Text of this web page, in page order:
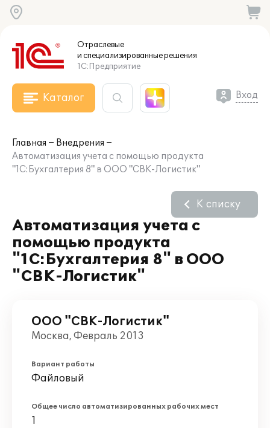
Отраслевые
и специализированныерешения
1С:Предприятие
Каталог Вход
Главная
Внедрения
Автоматизация учета с помощью продукта
"1С:Бухгалтерия 8" в ООО "СВК-Логистик"
Автоматизация учета с
помощью продукта
"1С:Бухгалтерия 8" в ООО
"СВК-Логистик"
К списку
ООО "СВК-Логистик"
Москва, Февраль 2013
Вариант работы
Файловый
Общее число автоматизированных рабочих мест
1